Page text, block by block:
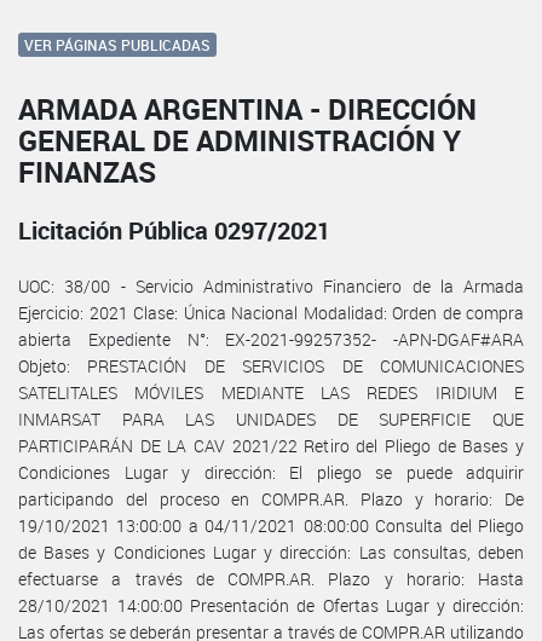
VER PÁGINAS PUBLICADAS
ARMADA ARGENTINA - DIRECCIÓN
GENERAL DE ADMINISTRACIÓN Y
FINANZAS
Licitación Pública 0297/2021
UOC: 38/00 - Servicio Administrativo Financiero de la Armada
Ejercicio: 2021 Clase: Única Nacional Modalidad: Orden de compra
abierta Expediente N°: EX-2021-99257352- -APN-DGAF#ARA
Objeto: PRESTACIÓN DE SERVICIOS DE COMUNICACIONES
SATELITALES MÓVILES MEDIANTE LAS REDES IRIDIUM E
INMARSAT PARA LAS UNIDADES DE SUPERFICIE QUE
PARTICIPARÁN DE LA CAV 2021/22 Retiro del Pliego de Bases y
Condiciones Lugar y dirección: El pliego se puede adquirir
participando del proceso en COMPR.AR. Plazo y horario: De
19/10/2021 13:00:00 a 04/11/2021 08:00:00 Consulta del Pliego
de Bases y Condiciones Lugar y dirección: Las consultas, deben
efectuarse a través de COMPR.AR. Plazo y horario: Hasta
28/10/2021 14:00:00 Presentación de Ofertas Lugar y dirección:
Las ofertas se deberán presentar a través de COMPR.AR utilizando